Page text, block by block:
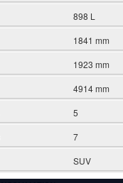
898 L
1841 mm
1923 mm
4914 mm
5
7
SUV